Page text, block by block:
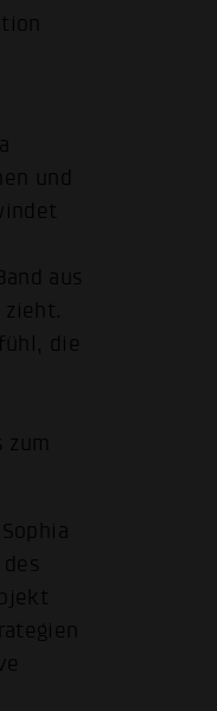
und
aus
zieht.
die
zum